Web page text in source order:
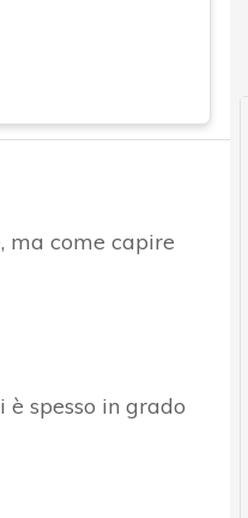
ma come capire
spesso in grado